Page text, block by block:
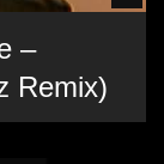
–
Remix)